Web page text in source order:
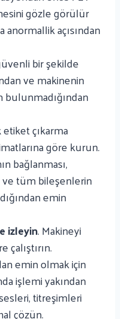
gözle görülür
anormallik açısından
bir şekilde
ve makinenin
bulunmadığından
etiket çıkarma
göre kurun.
bağlanması,
ve tüm bileşenlerin
emin
izleyin. Makineyi
emin olmak için
işlemi yakından
titreşimleri
çözün.